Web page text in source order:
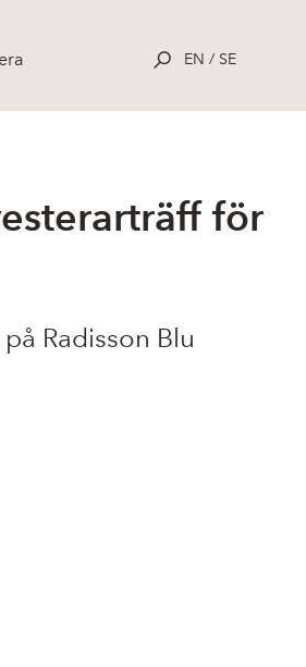
EN / SE
för
Radisson Blu